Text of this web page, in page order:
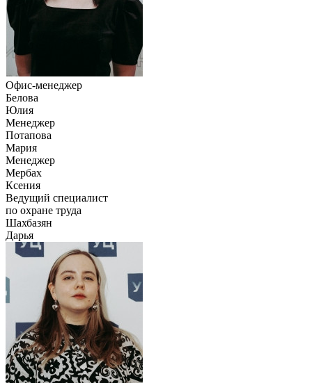
Офис-менеджер
Белова
Юлия
Менеджер
Потапова
Мария
Менеджер
Мербах
Ксения
Ведущий специалист
по охране труда
Шахбазян
Дарья